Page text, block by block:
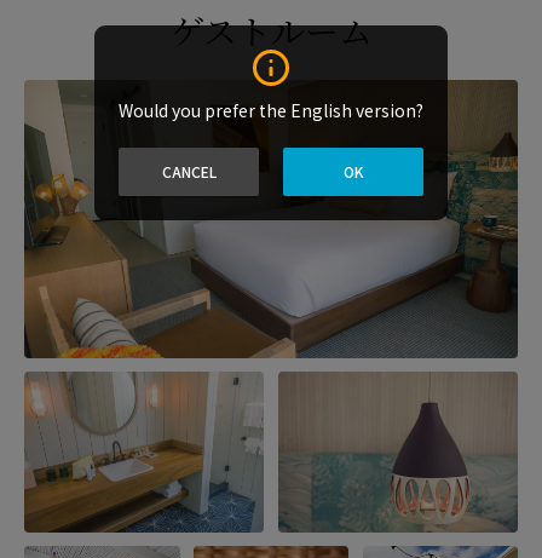
Would you prefer the English version?
CANCEL OK
ゲストルーム